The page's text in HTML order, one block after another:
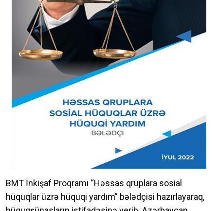
BMT İnkişaf Proqramı “Həssas qruplara sosial
hüquqlar üzrə hüquqi yardım” bələdçisi hazırlayaraq,